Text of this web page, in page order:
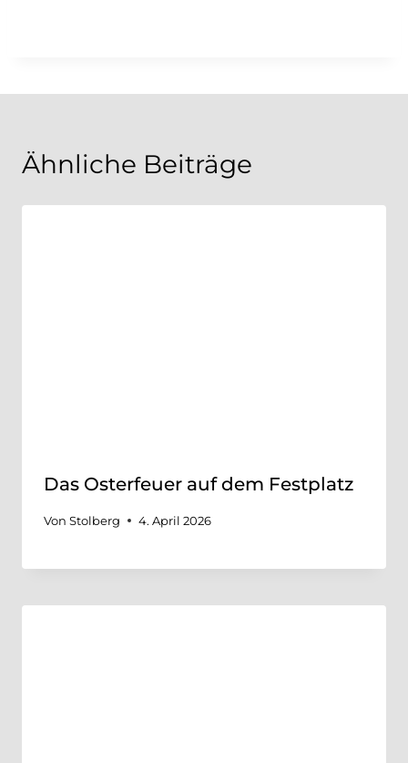
Ähnliche Beiträge
Das Osterfeuer auf dem Festplatz
Von Stolberg 4. April 2026